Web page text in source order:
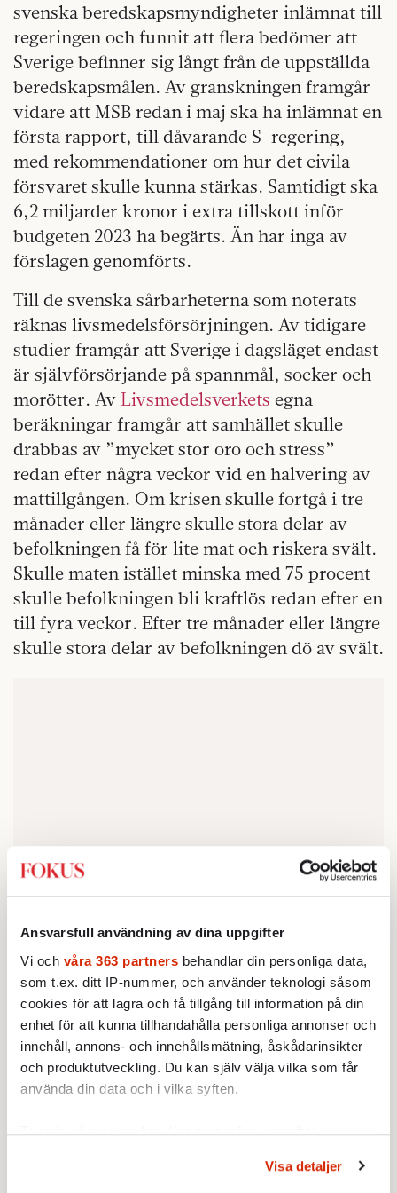
Ansvarsfull användning av dina uppgifter
Vi och våra 363 partners behandlar din personliga data,
som t.ex. ditt IP-nummer, och använder teknologi såsom
cookies för att lagra och få tillgång till information på din
enhet för att kunna tillhandahålla personliga annonser och
innehåll, annons- och innehållsmätning, åskådarinsikter
och produktutveckling. Du kan själv välja vilka som får
använda din data och i vilka syften.
Ta reda på mer om hur dina personliga uppgifter
Du kan ändra eller dra tillbaka ditt samtycke när som
Visa detaljer
svenska beredskapsmyndigheter inlämnat till
regeringen och funnit att flera bedömer att
Sverige befinner sig långt från de uppställda
beredskapsmålen. Av granskningen framgår
vidare att MSB redan i maj ska ha inlämnat en
första rapport, till dåvarande S-regering,
med rekommendationer om hur det civila
försvaret skulle kunna stärkas. Samtidigt ska
6,2 miljarder kronor i extra tillskott inför
budgeten 2023 ha begärts. Än har inga av
förslagen genomförts.
Till de svenska sårbarheterna som noterats
räknas livsmedelsförsörjningen. Av tidigare
studier framgår att Sverige i dagsläget endast
är självförsörjande på spannmål, socker och
morötter. Av Livsmedelsverkets egna
beräkningar framgår att samhället skulle
drabbas av ”mycket stor oro och stress”
redan efter några veckor vid en halvering av
mattillgången. Om krisen skulle fortgå i tre
månader eller längre skulle stora delar av
befolkningen få för lite mat och riskera svält.
Skulle maten istället minska med 75 procent
skulle befolkningen bli kraftlös redan efter en
till fyra veckor. Efter tre månader eller längre
skulle stora delar av befolkningen dö av svält.
under lång tid fått det bättre,
välfärdsstatens åtagande har expanderat, och
befolkningen kraftigt ökat på kort tid. Den
som gjort gällande att statens resurser är av
det ändliga slaget har anklagats för taskig
med att bygga och underhålla sin mest basala
beredskap, infrastrukturen har eftersatts,